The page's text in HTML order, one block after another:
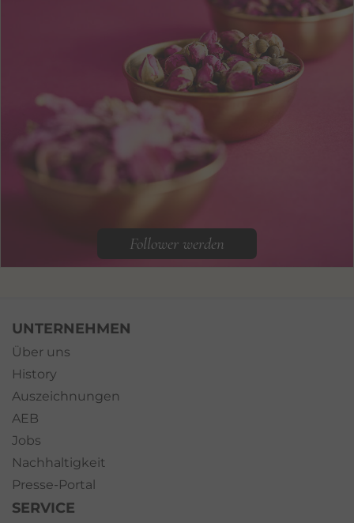
Follower werden
UNTERNEHMEN
Über uns
History
Auszeichnungen
AEB
Jobs
Nachhaltigkeit
Presse-Portal
SERVICE